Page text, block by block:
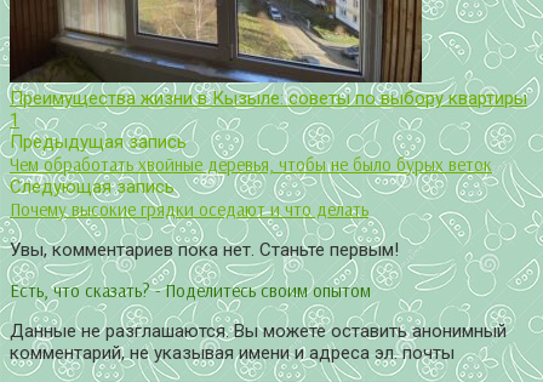
Преимущества жизни в Кызыле: советы по выбору квартиры
1
Предыдущая запись
Чем обработать хвойные деревья, чтобы не было бурых веток
Следующая запись
Почему высокие грядки оседают и что делать
Увы, комментариев пока нет. Станьте первым!
Есть, что сказать? - Поделитесь своим опытом
Данные не разглашаются. Вы можете оставить анонимный
комментарий, не указывая имени и адреса эл. почты